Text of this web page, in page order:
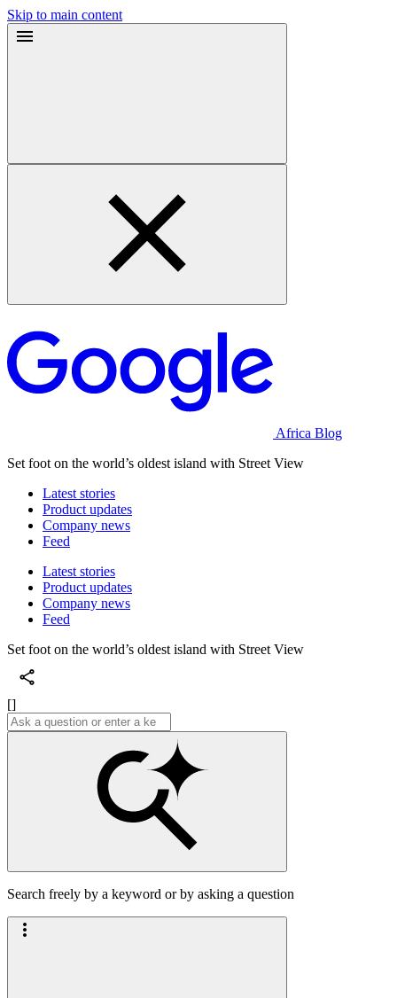
Skip to main content
Africa Blog
Set foot on the world’s oldest island with Street View
Latest stories
Product updates
Company news
Feed
Latest stories
Product updates
Company news
Feed
Set foot on the world’s oldest island with Street View
[]
Search freely by a keyword or by asking a question